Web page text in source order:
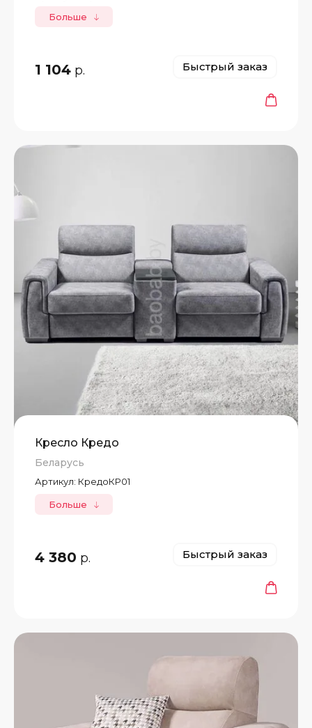
Больше
1 104 р. Быстрый заказ
Кресло Кредо
Беларусь
Артикул: КредоКР01
Больше
4 380 р. Быстрый заказ